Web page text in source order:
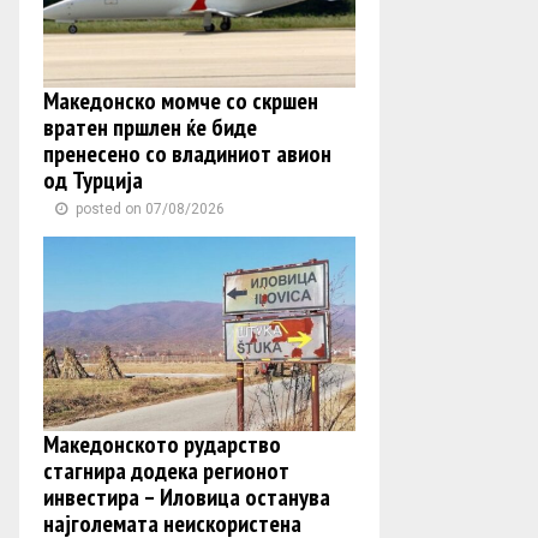
Македонско момче со скршен
вратен пршлен ќе биде
пренесено со владиниот авион
од Турција
posted on 07/08/2026
Македонското рударство
стагнира додека регионот
инвестира – Иловица останува
најголемата неискористена